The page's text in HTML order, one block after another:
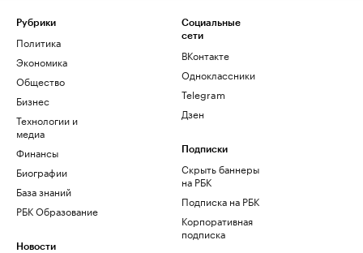
Рубрики
Политика
Экономика
Общество
Бизнес
Технологии и
медиа
Финансы
Биографии
База знаний
РБК Образование
Новости
Социальные
сети
ВКонтакте
Одноклассники
Telegram
Дзен
Подписки
Скрыть баннеры
на РБК
Подписка на РБК
Корпоративная
подписка